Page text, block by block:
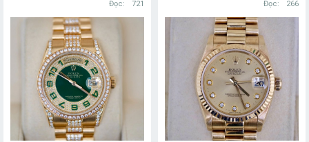
vàng 18k vành kim cương zin
Đọc 721 Đọc 266